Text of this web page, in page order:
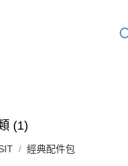
(1)
經典配件包